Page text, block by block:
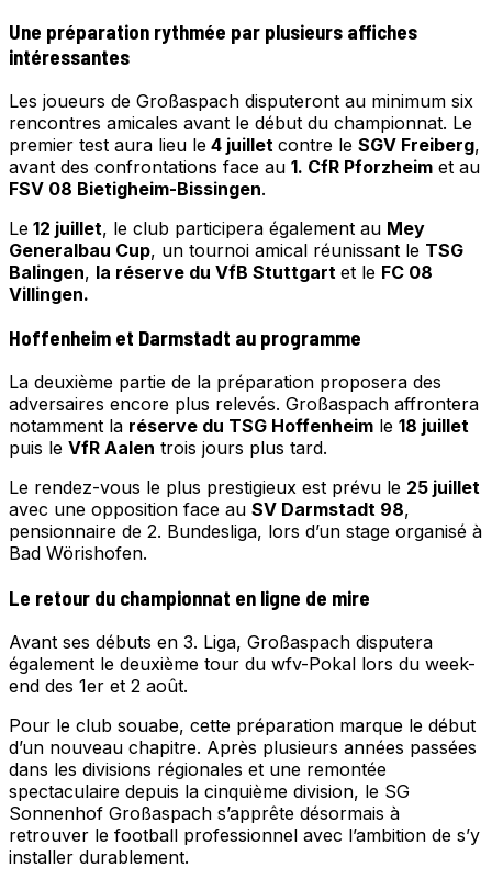
Une préparation rythmée par plusieurs affiches
intéressantes
Les joueurs de Großaspach disputeront au minimum six
rencontres amicales avant le début du championnat. Le
premier test aura lieu le 4 juillet contre le SGV Freiberg,
avant des confrontations face au 1. CfR Pforzheim et au
FSV 08 Bietigheim-Bissingen.
Le 12 juillet, le club participera également au Mey
Generalbau Cup, un tournoi amical réunissant le TSG
Balingen, la réserve du VfB Stuttgart et le FC 08
Villingen.
Hoffenheim et Darmstadt au programme
La deuxième partie de la préparation proposera des
adversaires encore plus relevés. Großaspach affrontera
notamment la réserve du TSG Hoffenheim le 18 juillet
puis le VfR Aalen trois jours plus tard.
Le rendez-vous le plus prestigieux est prévu le 25 juillet
avec une opposition face au SV Darmstadt 98,
pensionnaire de 2. Bundesliga, lors d’un stage organisé à
Bad Wörishofen.
Le retour du championnat en ligne de mire
Avant ses débuts en 3. Liga, Großaspach disputera
également le deuxième tour du wfv-Pokal lors du week-
end des 1er et 2 août.
Pour le club souabe, cette préparation marque le début
d’un nouveau chapitre. Après plusieurs années passées
dans les divisions régionales et une remontée
spectaculaire depuis la cinquième division, le SG
Sonnenhof Großaspach s’apprête désormais à
retrouver le football professionnel avec l’ambition de s’y
installer durablement.